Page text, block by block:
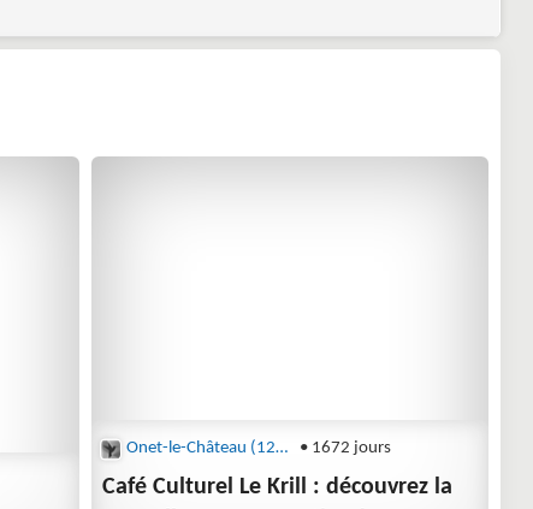
Onet-le-Château (12850) • 1672 jours
Café Culturel Le Krill : découvrez la